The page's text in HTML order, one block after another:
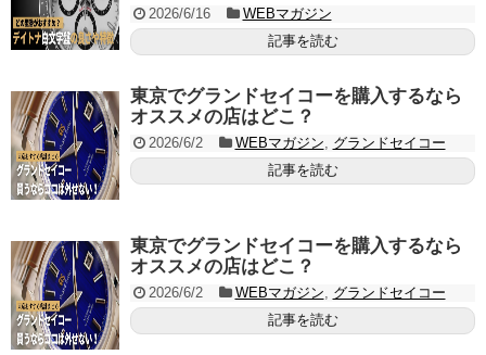
2026/6/16
WEBマガジン
記事を読む
東京でグランドセイコーを購入するなら
オススメの店はどこ？
2026/6/2 WEBマガジン, グランドセイコー
記事を読む
東京でグランドセイコーを購入するなら
オススメの店はどこ？
2026/6/2 WEBマガジン, グランドセイコー
記事を読む